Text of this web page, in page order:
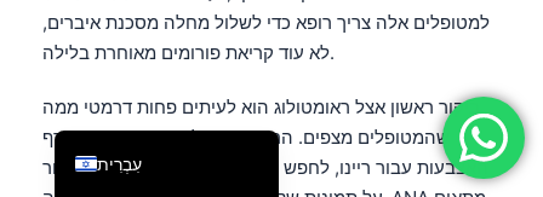
למטופלים אלה צריך רופא כדי לשלול מחלה מסכנת איברים,
לא עוד קריאת פורומים מאוחרת בלילה.
ביקור ראשון אצל ראומטולוג הוא לעיתים פחות דרמטי ממה
שהמטופלים מצפים. הרופא עשוי לבדוק נימי דם בעורף
האצבעות עבור ריינו, לחפש כיבים בפה או סינוביטיס, לעבור
עִבְרִית
العربية